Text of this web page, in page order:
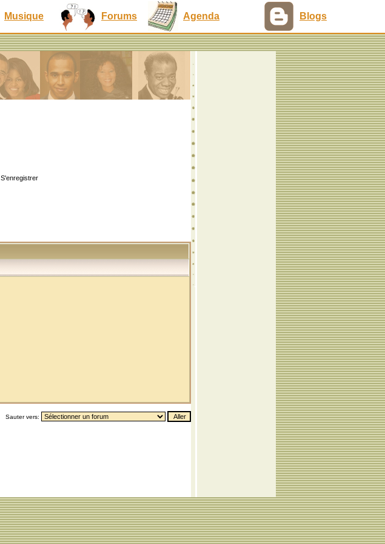
Musique Forums Agenda Blogs
S'enregistrer
Sauter vers: